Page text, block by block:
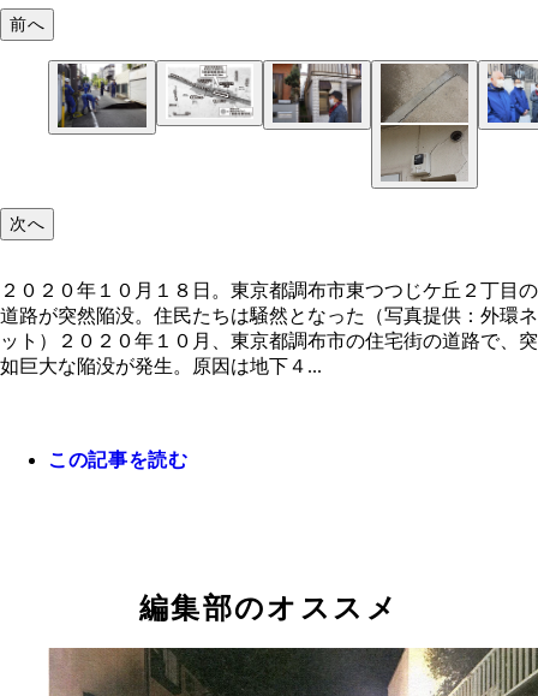
２０２０年１０月１８日。東京都調布市東つつじ
「地盤補修地域」ではエリア直上の家屋の解体工
なう。転居させられる住民には２パターンの補償
意。工事終了後に新築を建てる場合は仮転居先で
での影響が疑われる被害の修繕のみを補償（図は
ＣＯ東日本の発表資料より編集部が作成）
左の家が補償エリア内で、右の家は本文に登場す
重威さん（写真に写っている人物）の自宅でエリ
家屋解体の工事に抗議する住民たち（右）とＮＥ
前へ
次へ
２０２０年１０月１８日。東京都調布市東つつじケ丘２丁目の
道路が突然陥没。住民たちは騒然となった（写真提供：外環ネ
ット）２０２０年１０月、東京都調布市の住宅街の道路で、突
如巨大な陥没が発生。原因は地下４...
この記事を読む
編集部のオススメ